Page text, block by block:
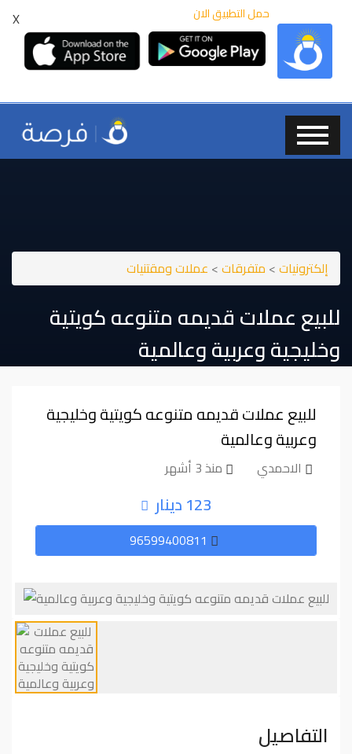
X حمل التطبيق الان
إلكترونيات> متفرقات> عملات ومقتنيات
للبيع عملات قديمه متنوعه كويتية
وخليجية وعربية وعالمية
للبيع عملات قديمه متنوعه كويتية وخليجية
وعربية وعالمية
الاحمدي منذ 3 أشهر
123 دينار
التفاصيل